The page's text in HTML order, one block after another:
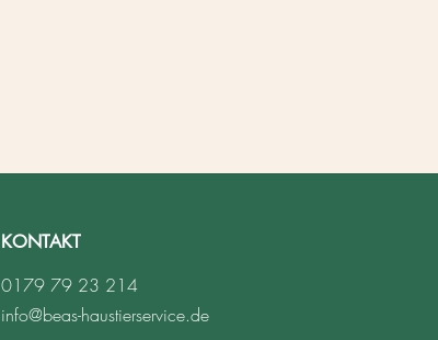
KONTAKT
0179 79 23 214
info@beas-haustierservice.de